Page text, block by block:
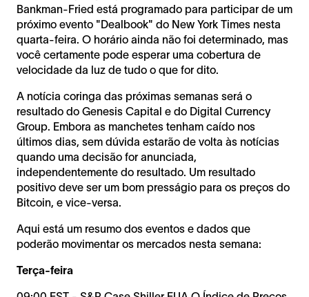
Bankman-Fried está programado para participar de um
próximo evento "Dealbook" do New York Times nesta
quarta-feira. O horário ainda não foi determinado, mas
você certamente pode esperar uma cobertura de
velocidade da luz de tudo o que for dito.
A notícia coringa das próximas semanas será o
resultado do Genesis Capital e do Digital Currency
Group. Embora as manchetes tenham caído nos
últimos dias, sem dúvida estarão de volta às notícias
quando uma decisão for anunciada,
independentemente do resultado. Um resultado
positivo deve ser um bom presságio para os preços do
Bitcoin, e vice-versa.
Aqui está um resumo dos eventos e dados que
poderão movimentar os mercados nesta semana:
Terça-feira